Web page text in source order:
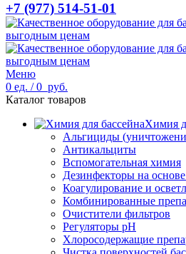
+7 (977) 514-51-01
Меню
0 ед. / 0 руб.
Каталог товаров
Химия
Альгициды
Антикальциты
Вспомогательная химия
Дезинфекторы на
Коагулирование и
Комбинированные
Очистители фильтров
Регуляторы pH
Хлоросодержащие